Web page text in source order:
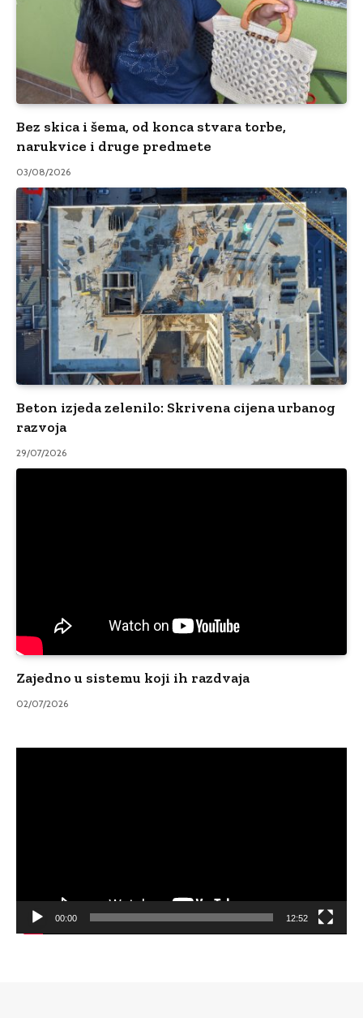
Bez skica i šema, od konca stvara torbe,
narukvice i druge predmete
03/08/2026
Beton izjeda zelenilo: Skrivena cijena urbanog
razvoja
29/07/2026
Zajedno u sistemu koji ih razdvaja
02/07/2026
00:00 12:52